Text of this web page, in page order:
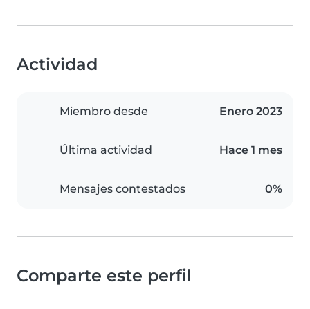
Actividad
Miembro desde Enero 2023
Última actividad Hace 1 mes
Mensajes contestados 0%
Comparte este perfil